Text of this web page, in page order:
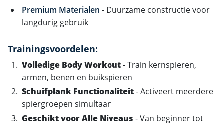
Premium Materialen - Duurzame constructie voor
langdurig gebruik
Trainingsvoordelen:
Volledige Body Workout- Train kernspieren,
armen, benen en buikspieren
Schuifplank Functionaliteit- Activeert meerdere
spiergroepen simultaan
Geschikt voor Alle Niveaus - Van beginner tot